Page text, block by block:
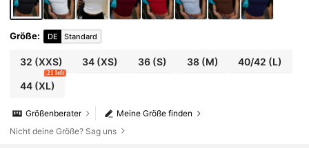
Größe: DE Standard
32 (XXS) 34 (XS) 36(S) 38(M) 40/42 (L)
44(XL)
21 left
Meine Größe finden
Größenberater
Nicht deine Größe? Sag uns